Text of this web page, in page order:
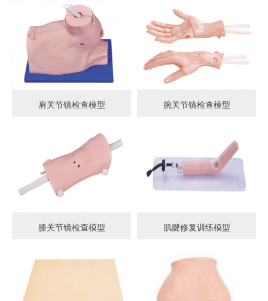
肩关节镜检查模型 腕关节镜检查模型
膝关节镜检查模型 肌腱修复训练模型